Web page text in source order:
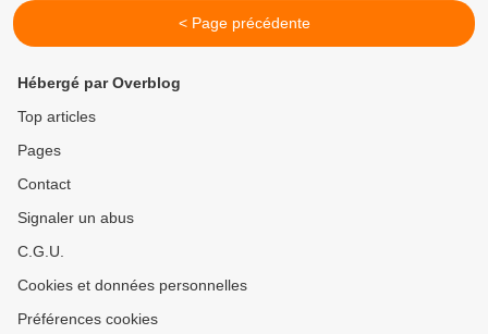
< Page précédente
Hébergé par Overblog
Top articles
Pages
Contact
Signaler un abus
C.G.U.
Cookies et données personnelles
Préférences cookies